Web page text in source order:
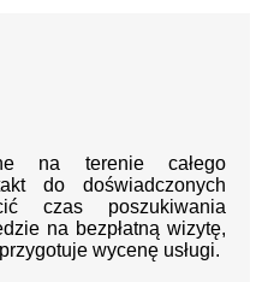
na terenie całego
do doświadczonych
czas poszukiwania
na bezpłatną wizytę,
wycenę usługi.